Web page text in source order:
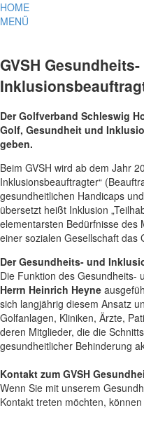
HOME
MENÜ
GVSH
Der Golfverband Schleswig
Golf, Gesundheit und
geben.
Beim GVSH wird ab dem Jahr
Inklusionsbeauftragter“
gesundheitlichen Handicaps
übersetzt heißt Inklusion
elementarsten Bedürfnisse des
einer sozialen Gesellschaft das
Der Gesundheits- und
Die Funktion des Gesundheits-
Herrn Heinrich Heyne
sich langjährig diesem Ansatz
Golfanlagen, Kliniken, Ärzte,
deren Mitglieder, die die
gesundheitlicher Behinderung
Kontakt zum GVSH
Wenn Sie mit unserem
Kontakt treten möchten,